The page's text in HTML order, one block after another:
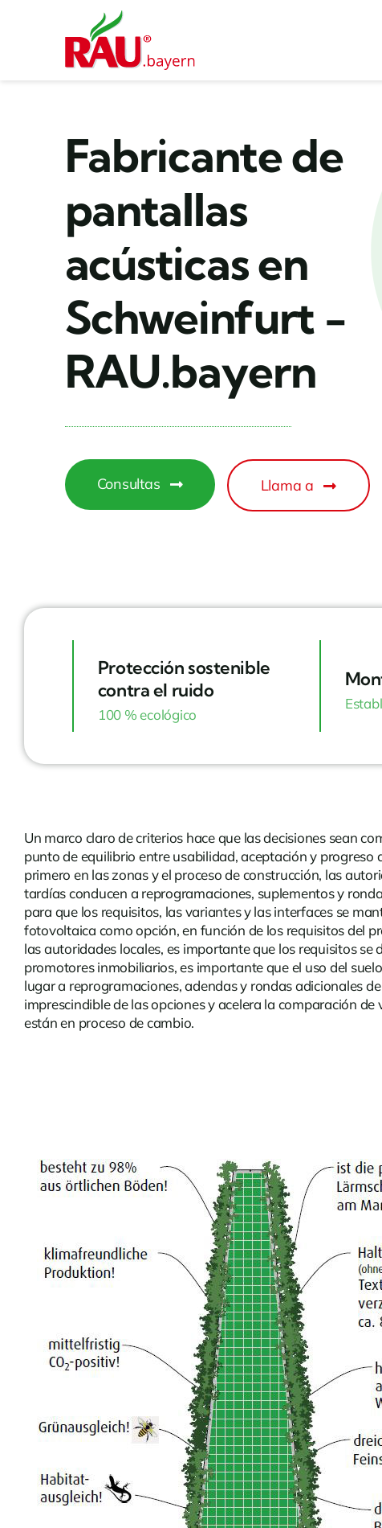
Fabricante de
pantallas
acústicas en
Schweinfurt -
RAU.bayern
Consultas Llama a
Protección sostenible
contra el ruido
100 % ecológico
Un marco claro de criterios hace que las decisiones sean
punto de equilibrio entre usabilidad, aceptación y progreso
primero en las zonas y el proceso de construcción, las
tardías conducen a reprogramaciones, suplementos y
para que los requisitos, las variantes y las interfaces se
fotovoltaica como opción, en función de los requisitos del
las autoridades locales, es importante que los requisitos
promotores inmobiliarios, es importante que el uso del
lugar a reprogramaciones, adendas y rondas adicionales
imprescindible de las opciones y acelera la comparación
están en proceso de cambio.